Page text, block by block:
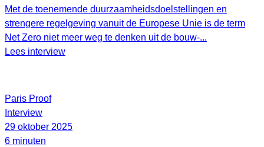
Met de toenemende duurzaamheidsdoelstellingen en
strengere regelgeving vanuit de Europese Unie is de term
Net Zero niet meer weg te denken uit de bouw-...
Lees interview
Paris Proof
Interview
29 oktober 2025
6 minuten